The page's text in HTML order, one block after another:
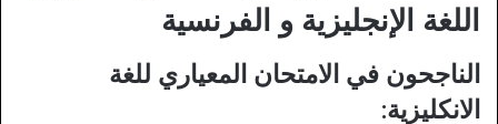
اللغة الإنجليزية و الفرنسية
الناجحون في الامتحان المعياري للغة
الانكليزية: